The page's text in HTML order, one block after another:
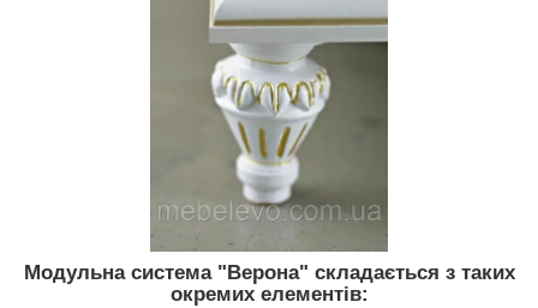
Модульна система "Верона" складається з таких
окремих елементів: